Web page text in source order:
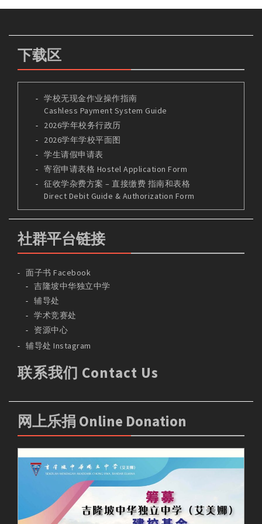
下载区
学校无现金作业操作指南
Cashless Payment System Guide
2026学年校务行政历
2026学年学校平面图
学生请假申请表
寄宿申请表格 Hostel Application Form
征收学杂费方案 – 直接缴费 指南和表格
Direct Debit Guide & Authorization Form
社群平台链接
面子书 Facebook
吉隆坡中华独立中学
辅导处
学术竞赛处
资源中心
辅导处 Instagram
联系我们 Contact Us
网上乐捐 Online Donation